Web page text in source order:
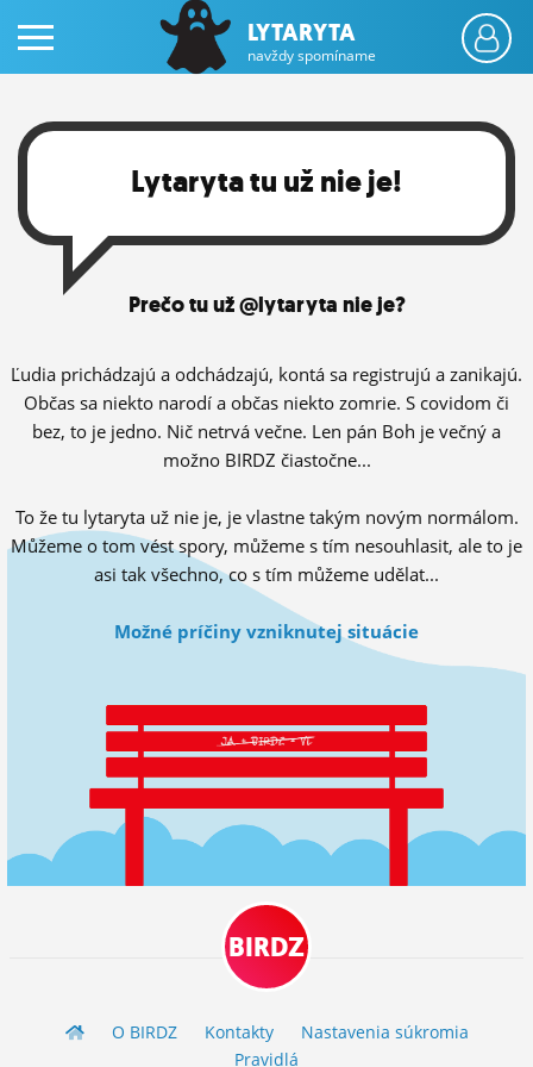
PRIHLÁS SA
ČINŽIAK
FÓRUM
STATUSY
BLOGY
OBRÁZKY
ĽUDIA
ROLETA
LYTARYTA
navždy spomíname
Lytaryta tu už nie je!
Prečo tu už @lytaryta nie je?
Ľudia prichádzajú a odchádzajú, kontá sa registrujú a zanikajú.
Občas sa niekto narodí a občas niekto zomrie. S covidom či
bez, to je jedno. Nič netrvá večne. Len pán Boh je večný a
možno BIRDZ čiastočne...
To že tu lytaryta už nie je, je vlastne takým novým normálom.
Můžeme o tom vést spory, můžeme s tím nesouhlasit, ale to je
asi tak všechno, co s tím můžeme udělat...
Možné príčiny vzniknutej situácie
BIRDZ
O BIRDZ Kontakty
Nastavenia súkromia
Pravidlá